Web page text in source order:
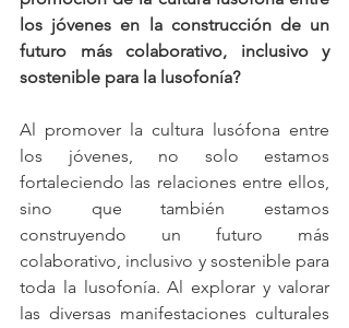
los jóvenes en la construcción de un
futuro más colaborativo, inclusivo y
sostenible para la lusofonía?
Al promover la cultura lusófona entre
los jóvenes, no solo estamos
fortaleciendo las relaciones entre ellos,
sino que también estamos
construyendo un futuro más
colaborativo, inclusivo y sostenible para
toda la lusofonía. Al explorar y valorar
las diversas manifestaciones culturales